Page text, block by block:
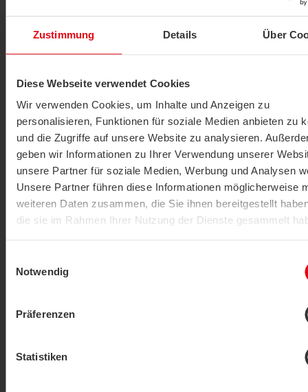
Zustimmung Details Über
Diese Webseite verwendet Cookies
Wir verwenden Cookies, um Inhalte und Anzeigen zu
personalisieren, Funktionen für soziale Medien anbieten zu
und die Zugriffe auf unsere Website zu analysieren.
geben wir Informationen zu Ihrer Verwendung unserer
unsere Partner für soziale Medien, Werbung und Analysen
Unsere Partner führen diese Informationen möglicherweise
weiteren Daten zusammen, die Sie ihnen bereitgestellt
die sie im Rahmen Ihrer Nutzung der Dienste gesammelt
Notwendig
Präferenzen
Statistiken
Actuador
SAB+
MOSTRAR PRODUCTO